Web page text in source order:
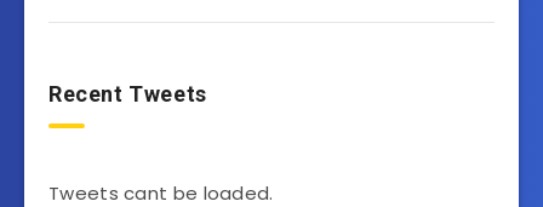
Recent Tweets
Tweets cant be loaded.